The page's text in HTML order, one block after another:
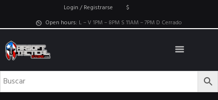
Login / Registrarse
$
Open hours: L – V 1PM – 8PM S 11AM – 7PM D Cerrado